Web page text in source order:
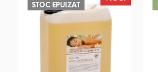
STOC EPUIZAT